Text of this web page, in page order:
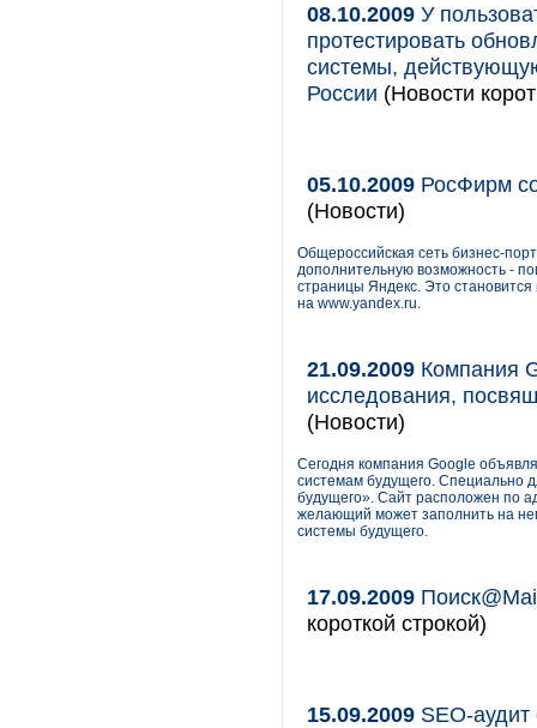
08.10.2009 У
протестировать
системы,
России (Новости
05.10.2009 РосФирм
(Новости)
Общероссийская сеть бизнес-
дополнительную возможность -
страницы Яндекс. Это
на www.yandex.ru.
21.09.2009 Компания
исследования,
(Новости)
Сегодня компания Google
системам будущего. Специально
будущего». Сайт расположен по
желающий может заполнить на
системы будущего.
17.09.2009
короткой строкой)
15.09.2009 SEO-